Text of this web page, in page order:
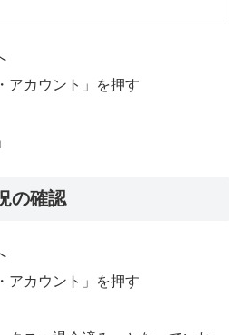
アカウント」を押す
の確認
アカウント」を押す